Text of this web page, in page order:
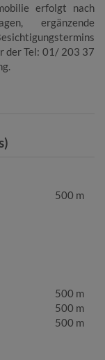
erfolgt nach
ergänzende
der Tel: 01/ 203 37
500 m
500 m
500 m
500 m